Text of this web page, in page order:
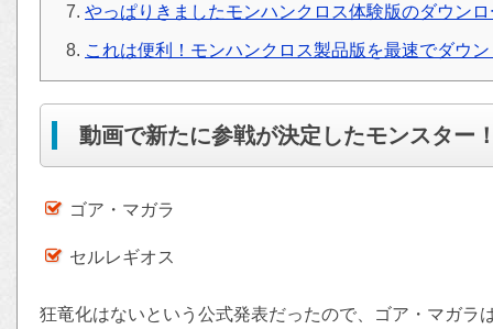
やっぱりきましたモンハンクロス体験版のダウン
これは便利！モンハンクロス製品版を最速でダウ
動画で新たに参戦が決定したモンスター
ゴア・マガラ
セルレギオス
狂竜化はないという公式発表だったので、ゴア・マガラ